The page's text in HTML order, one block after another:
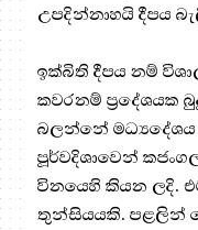
උපදින්නාහයි දීපය
ඉක්බිති දීපය නම්
කවරනම් ප්‍රදේශයක
බලන්නේ මධ්‍යදේශය
පූර්වදිශාවෙන්
විනයෙහි කියන ලදි.
තුන්සියයකි. පළලින්